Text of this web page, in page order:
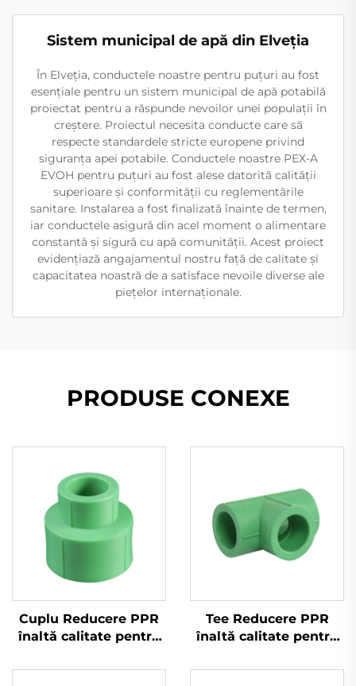
Sistem municipal de apă din Elveția
În Elveția, conductele noastre pentru puțuri au fost
esențiale pentru un sistem municipal de apă potabilă
proiectat pentru a răspunde nevoilor unei populații în
creștere. Proiectul necesita conducte care să
respecte standardele stricte europene privind
siguranța apei potabile. Conductele noastre PEX-A
EVOH pentru puțuri au fost alese datorită calității
superioare și conformității cu reglementările
sanitare. Instalarea a fost finalizată înainte de termen,
iar conductele asigură din acel moment o alimentare
constantă și sigură cu apă comunității. Acest proiect
evidențiază angajamentul nostru față de calitate și
capacitatea noastră de a satisface nevoile diverse ale
piețelor internaționale.
PRODUSE CONEXE
Cuplu Reducere PPR
înaltă calitate pentru
Tee Reducere PPR
înaltă calitate pentru